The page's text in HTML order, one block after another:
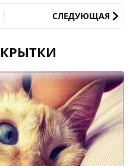
СЛЕДУЮЩАЯ